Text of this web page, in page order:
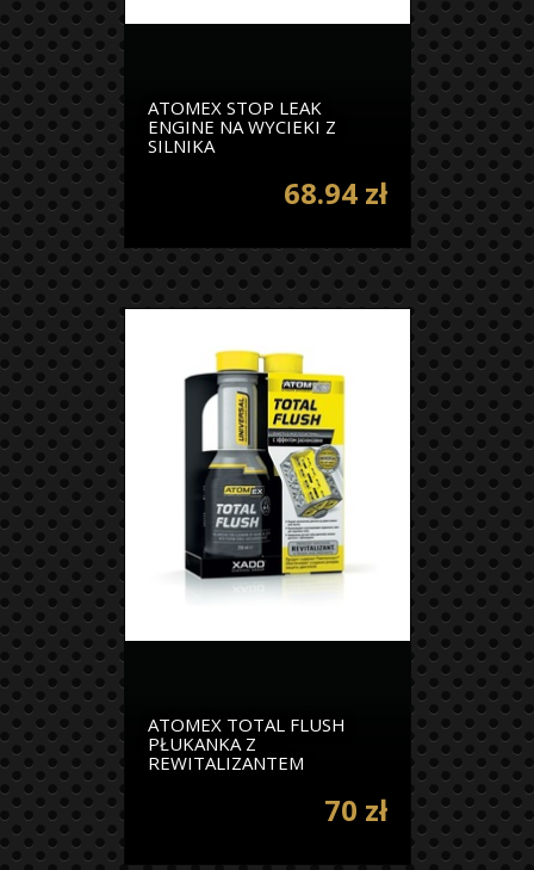
ATOMEX STOP LEAK
ENGINE NA WYCIEKI Z
SILNIKA
68.94 zł
ATOMEX TOTAL FLUSH
PŁUKANKA Z
REWITALIZANTEM
70 zł